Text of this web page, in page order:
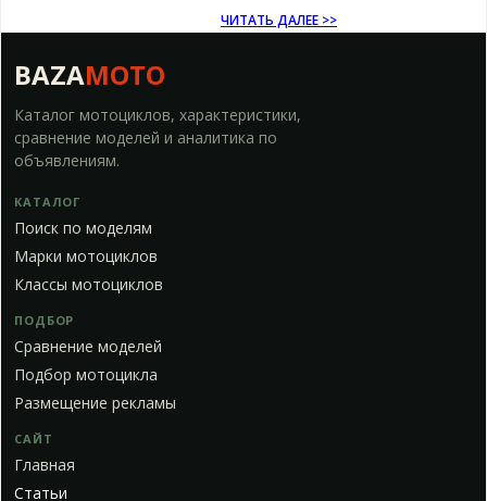
ЧИТАТЬ ДАЛЕЕ >>
BAZAMOTO
Каталог мотоциклов, характеристики,
сравнение моделей и аналитика по
объявлениям.
КАТАЛОГ
Поиск по моделям
Марки мотоциклов
Классы мотоциклов
ПОДБОР
Сравнение моделей
Подбор мотоцикла
Размещение рекламы
САЙТ
Главная
Статьи